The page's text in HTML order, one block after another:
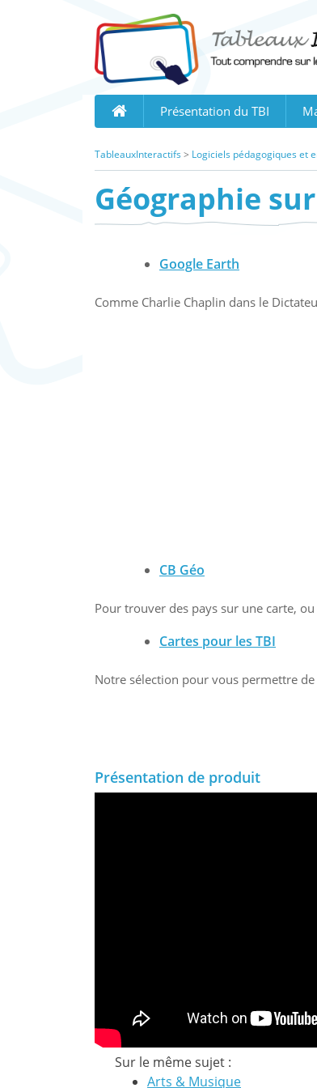
Présentation du TBI
TableauxInteractifs > Logiciels pédagogiques et
Géographie
Google Earth
Comme Charlie Chaplin dans le
CB Géo
Pour trouver des pays sur une carte,
Cartes pour les TBI
Notre sélection pour vous permettre
Présentation de produit
Sur le même sujet :
Arts & Musique